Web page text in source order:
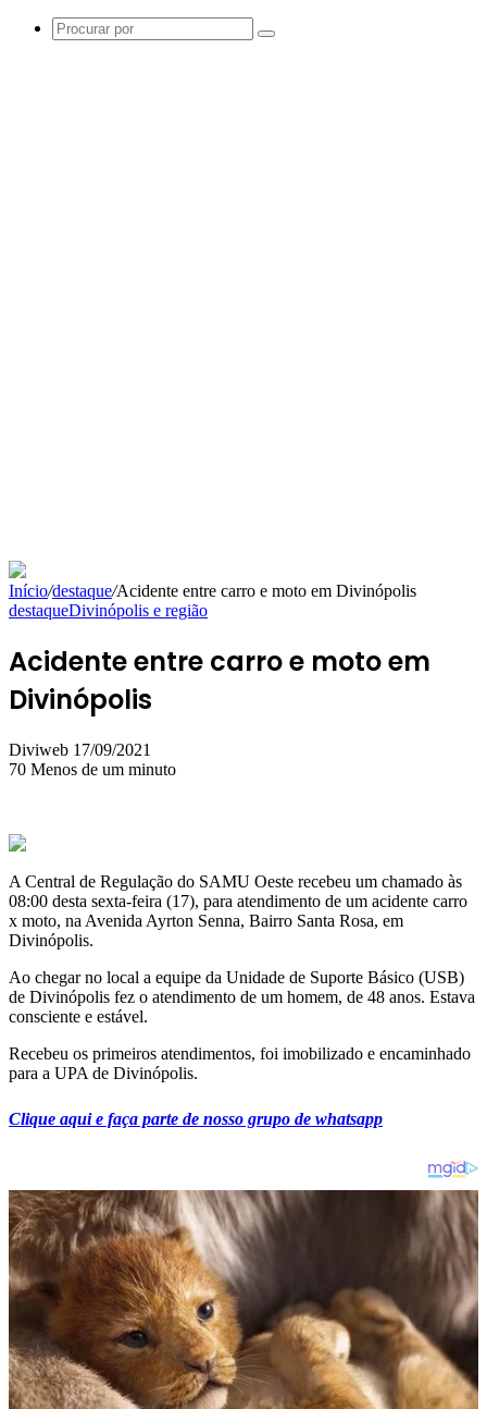
Procurar
Início/destaque/Acidente entre carro e moto em Divinópolis
destaqueDivinópolis e região
Acidente entre carro e moto em
Divinópolis
Diviweb Mande
um
17/09/2021
70 Menos de um minuto
A Central de Regulação do SAMU Oeste recebeu um chamado às
08:00 desta sexta-feira (17), para atendimento de um acidente carro
x moto, na Avenida Ayrton Senna, Bairro Santa Rosa, em
Divinópolis.
Ao chegar no local a equipe da Unidade de Suporte Básico (USB)
de Divinópolis fez o atendimento de um homem, de 48 anos. Estava
consciente e estável.
Recebeu os primeiros atendimentos, foi imobilizado e encaminhado
para a UPA de Divinópolis.
Clique aqui e faça parte de nosso grupo de whatsapp